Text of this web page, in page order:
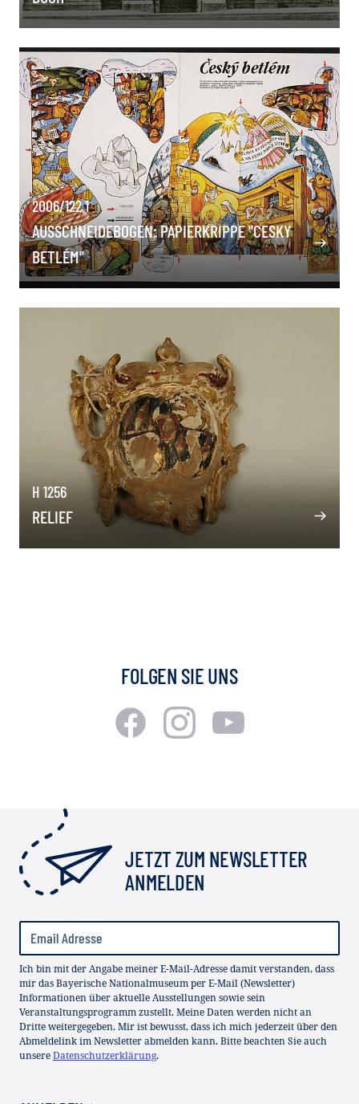
2006/122.1
AUSSCHNEIDEBOGEN: PAPIERKRIPPE "CESKY
BETLÉM"
H 1256
RELIEF
FOLGEN SIE UNS
JETZT ZUM NEWSLETTER
ANMELDEN
Ich bin mit der Angabe meiner E-Mail-Adresse damit verstanden, dass
mir das Bayerische Nationalmuseum per E-Mail (Newsletter)
Informationen über aktuelle Ausstellungen sowie sein
Veranstaltungsprogramm zustellt. Meine Daten werden nicht an
Dritte weitergegeben. Mir ist bewusst, dass ich mich jederzeit über den
Abmeldelink im Newsletter abmelden kann. Bitte beachten Sie auch
unsereDatenschutzerklärung.